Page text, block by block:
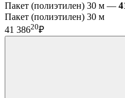
Пакет (полиэтилен) 30 м —
Пакет (полиэтилен) 30 м
41 38620₽